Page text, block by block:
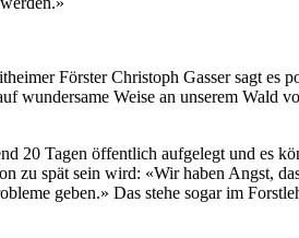
Förster Christoph Gasser sagt es
wundersame Weise an unserem Wald
20 Tagen öffentlich aufgelegt und es
zu spät sein wird: «Wir haben Angst,
geben.» Das stehe sogar im